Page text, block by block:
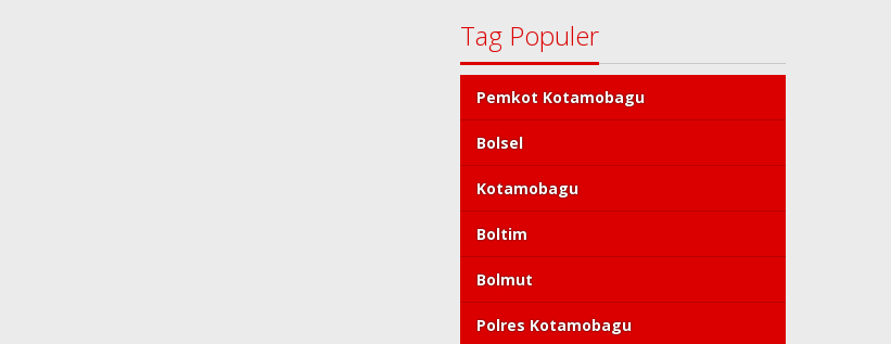
Tag Populer
Pemkot Kotamobagu
Bolsel
Kotamobagu
Boltim
Bolmut
Polres Kotamobagu